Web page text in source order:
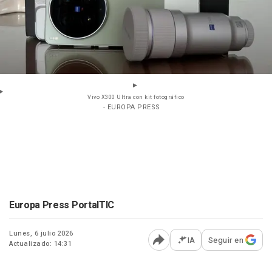
Vivo X300 Ultra con kit fotográfico
- EUROPA PRESS
Europa Press PortalTIC
Lunes, 6 julio 2026
Actualizado: 14:31
Abrir opciones para
IA Seguir en